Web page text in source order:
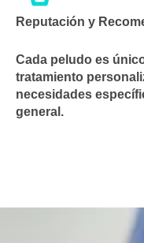
Reputación y
Cada peludo es
tratamiento
necesidades
general.